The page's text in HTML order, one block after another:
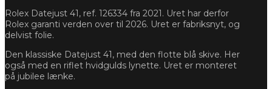
Rolex Datejust 41, ref. 126334 fra 2021. Uret har derfor
Rolex garanti verden over til 2026. Uret er fabriksnyt, og
delvist folie.
Den klassiske Datejust 41, med den flotte blå skive. Her
også med en riflet hvidgulds lynette. Uret er monteret
på jubilee lænke.